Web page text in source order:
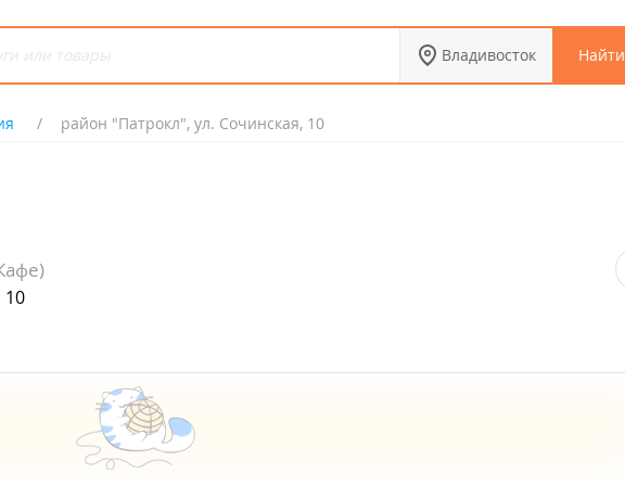
Владивосток Найти
район "Патрокл", ул. Сочинская, 10
10